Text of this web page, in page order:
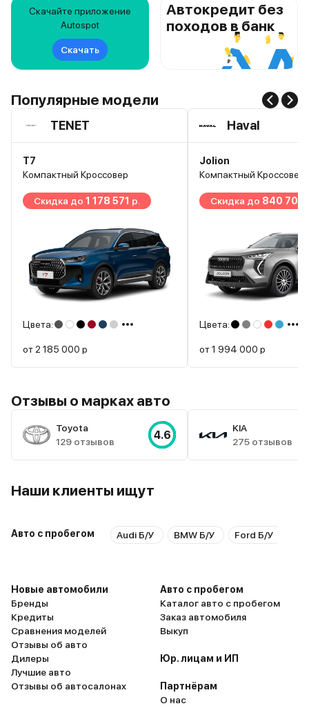
Скачайте приложение
Autospot
Скачать
Автокредит без
походов в банк
Популярные модели
TENET
T7
Компактный Кроссовер
Скидка до 1 178 571 р.
Цвета:
от 2 185 000 р
Haval
Jolion
Компактный Кроссовер
Скидка до 840 700
Цвета:
от1 994 000 р
Отзывы о марках авто
Toyota
129 отзывов
4.6
KIA
275 отзывов
Наши клиенты ищут
Авто с пробегом Audi Б/У BMW Б/У Ford Б/У
Новые автомобили
Бренды
Кредиты
Сравнения моделей
Отзывы об авто
Дилеры
Лучшие авто
Отзывы об автосалонах
Авто с пробегом
Каталог авто с пробегом
Заказ автомобиля
Выкуп
Юр. лицам и ИП
Партнёрам
О нас